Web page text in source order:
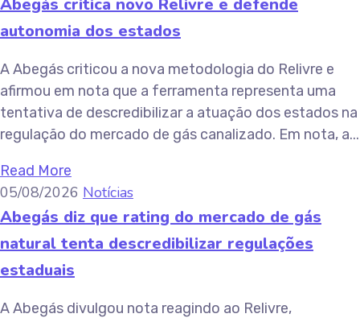
Abegás critica novo Relivre e defende
autonomia dos estados
A Abegás criticou a nova metodologia do Relivre e
afirmou em nota que a ferramenta representa uma
tentativa de descredibilizar a atuação dos estados na
regulação do mercado de gás canalizado. Em nota, a...
Read More
05/08/2026 Notícias
Abegás diz que rating do mercado de gás
natural tenta descredibilizar regulações
estaduais
A Abegás divulgou nota reagindo ao Relivre,